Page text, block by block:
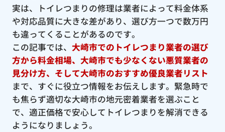
実は、トイレつまりの修理は業者によって料金体系
や対応品質に大きな差があり、選び方一つで数万円
も違ってくることがあるのです。
この記事では、 大崎市でのトイレつまり業者の選び
方から料金相場、大崎市でも少なくない悪質業者の
見分け方、そして大崎市のおすすめ優良業者リスト
まで、すぐに役立つ情報をお伝えします。緊急時で
も焦らず適切な大崎市の地元密着業者を選ぶこと
で、適正価格で安心してトイレつまりを解消できる
ようになりましょう。